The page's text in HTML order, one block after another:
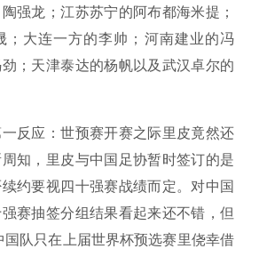
强龙；江苏苏宁的阿布都海米提；
；大连一方的李帅；河南建业的冯
；天津泰达的杨帆以及武汉卓尔的
反应：世预赛开赛之际里皮竟然还
知，里皮与中国足协暂时签订的是
约要视四十强赛战绩而定。对中国
赛抽签分组结果看起来还不错，但
国队只在上届世界杯预选赛里侥幸借